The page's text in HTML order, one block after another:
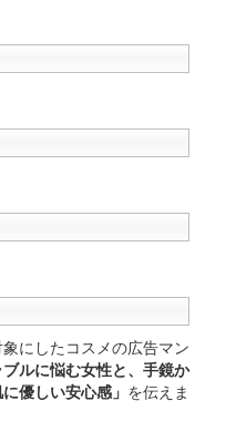
にしたコスメの広告マン
ブルに悩む女性と、手鏡か
優しい安心感」 を伝えま